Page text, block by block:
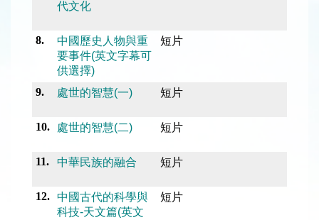
代文化
8.
中國歷史人物與重
要事件(英文字幕可
供選擇)
短片
9. 處世的智慧(一) 短片
10. 處世的智慧(二) 短片
11. 中華民族的融合 短片
12. 中國古代的科學與
科技-天文篇(英文
短片